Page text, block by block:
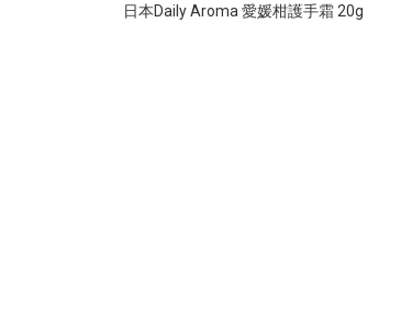
日本Daily Aroma 愛媛柑護手霜 20g